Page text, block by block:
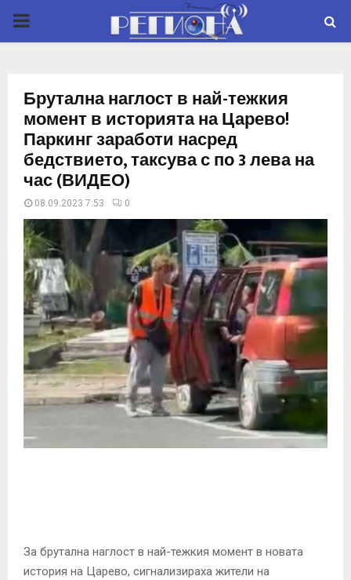
P
M
R
Y
M
E
N
U
Брутална наглост в най-тежкия
момент в историята на Царево!
Паркинг заработи насред
бедствието, таксува с по 3 лева на
час (ВИДЕО)
08.09.2023 7:53 0
За брутална наглост в най-тежкия момент в новата
история на Царево, сигнализираха жители на